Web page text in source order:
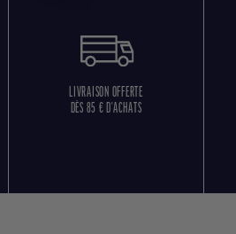
LIVRAISON OFFERTE
DÈS 85 € D'ACHATS